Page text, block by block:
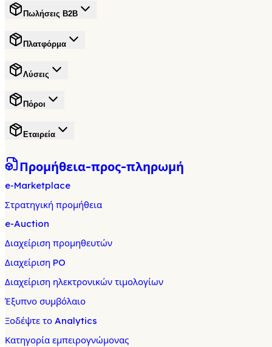
Πωλήσεις B2B
Πλατφόρμα
Λύσεις
Πόροι
Εταιρεία
Προμήθεια-προς-πληρωμή
e-Marketplace
Στρατηγική προμήθεια
e-Auction
Διαχείριση προμηθευτών
Διαχείριση PO
Διαχείριση ηλεκτρονικών τιμολογίων
Έξυπνο συμβόλαιο
Ξοδέψτε το Analytics
Κατηγορία εμπειρογνώμονας